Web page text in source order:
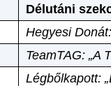
Délutáni
Hegyesi
TeamTAG: „A
Légbőlkapott: